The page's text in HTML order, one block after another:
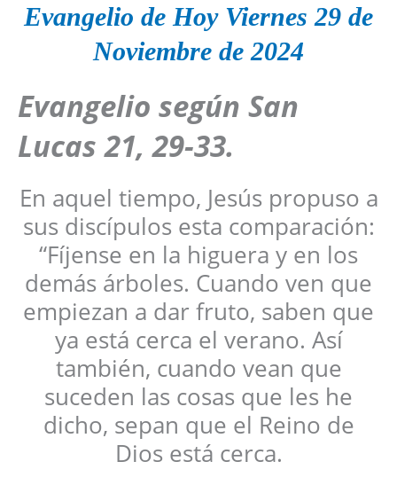
Evangelio de Hoy Viernes 29 de
Noviembre de 2024
Evangelio según San
Lucas 21, 29-33.
En aquel tiempo, Jesús propuso a
sus discípulos esta comparación:
“Fíjense en la higuera y en los
demás árboles. Cuando ven que
empiezan a dar fruto, saben que
ya está cerca el verano. Así
también, cuando vean que
suceden las cosas que les he
dicho, sepan que el Reino de
Dios está cerca.